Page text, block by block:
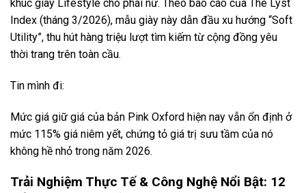
khúc giày Lifestyle cho phái nữ. Theo báo cáo của The Lyst
Index (tháng 3/2026), mẫu giày này dẫn đầu xu hướng “Soft
Utility”, thu hút hàng triệu lượt tìm kiếm từ cộng đồng yêu
thời trang trên toàn cầu.
Tin mình đi:
Mức giá giữ giá của bản Pink Oxford hiện nay vẫn ổn định ở
mức 115% giá niêm yết, chứng tỏ giá trị sưu tầm của nó
không hề nhỏ trong năm 2026.
Trải Nghiệm Thực Tế & Công Nghệ Nổi Bật: 12